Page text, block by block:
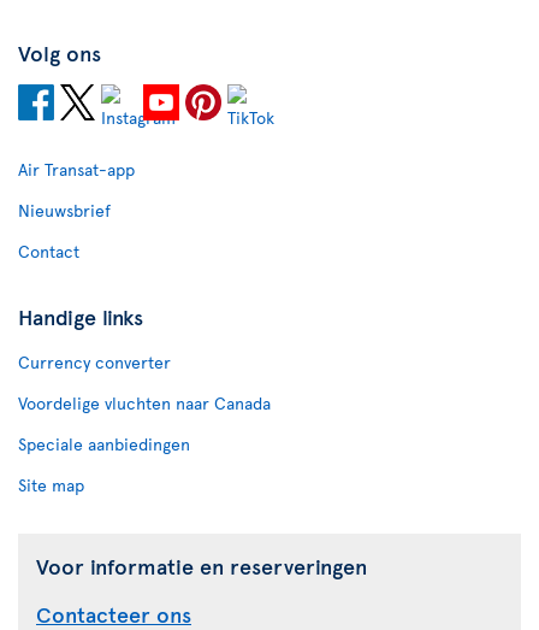
Volg ons
Air Transat-app
Nieuwsbrief
Contact
Handige links
Currency converter
Voordelige vluchten naar Canada
Speciale aanbiedingen
Site map
Voor informatie en reserveringen
Contacteer ons